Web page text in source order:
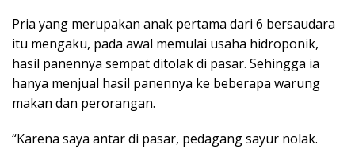
Pria yang merupakan anak pertama dari 6 bersaudara
itu mengaku, pada awal memulai usaha hidroponik,
hasil panennya sempat ditolak di pasar. Sehingga ia
hanya menjual hasil panennya ke beberapa warung
makan dan perorangan.
“Karena saya antar di pasar, pedagang sayur nolak.